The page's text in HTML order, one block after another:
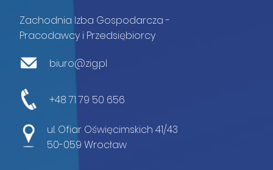
Zachodnia Izba Gospodarcza -
Pracodawcy i Przedsiębiorcy
biuro@zig.pl
+48 71 79 50 656
ul. Ofiar Oświęcimskich 41/43
50-059 Wrocław